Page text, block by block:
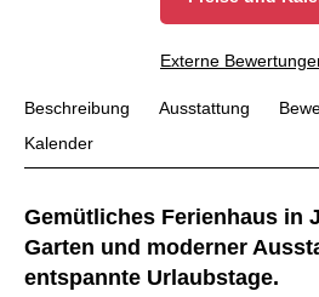
Externe
Beschreibung Ausstattung
Kalender
Gemütliches Ferienhaus in
Garten und moderner
entspannte Urlaubstage.